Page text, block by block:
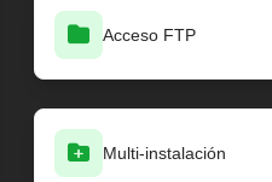
Acceso FTP
Multi-instalación